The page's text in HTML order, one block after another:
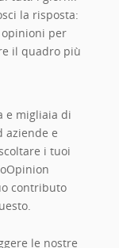
la risposta:
opinioni per
il quadro più
e migliaia di
aziende e
i tuoi
contributo
le nostre